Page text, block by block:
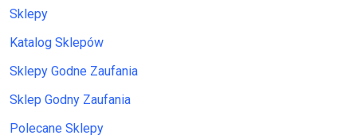
Sklepy
Katalog Sklepów
Sklepy Godne Zaufania
Sklep Godny Zaufania
Polecane Sklepy